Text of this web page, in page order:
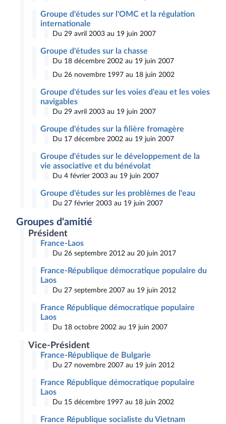
Groupe d'études sur l'OMC et la régulation
internationale
Du 29 avril 2003 au 19 juin 2007
Groupe d'études sur la chasse
Du 18 décembre 2002 au 19 juin 2007
Du 26 novembre 1997 au 18 juin 2002
Groupe d'études sur les voies d'eau et les voies
navigables
Du 29 avril 2003 au 19 juin 2007
Groupe d'études sur la filière fromagère
Du 17 décembre 2002 au 19 juin 2007
Groupe d'études sur le développement de la
vie associative et du bénévolat
Du 4 février 2003 au 19 juin 2007
Groupe d'études sur les problèmes de l'eau
Du 27 février 2003 au 19 juin 2007
Groupes d'amitié
Président
France-Laos
Du 26 septembre 2012 au 20 juin 2017
France-République démocratique populaire du
Laos
Du 27 septembre 2007 au 19 juin 2012
France République démocratique populaire
Laos
Du 18 octobre 2002 au 19 juin 2007
Vice-Président
France-République de Bulgarie
Du 27 novembre 2007 au 19 juin 2012
France République démocratique populaire
Laos
Du 15 décembre 1997 au 18 juin 2002
France République socialiste du Vietnam